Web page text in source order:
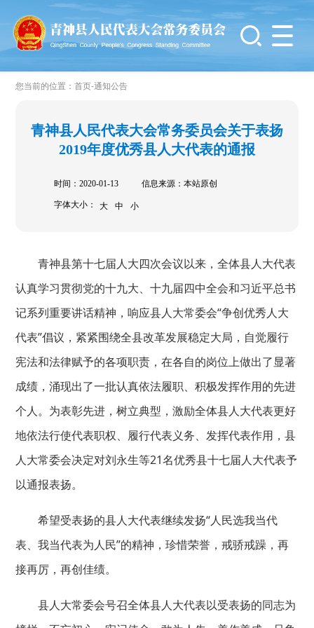
您当前的位置：首页-通知公告
青神县人民代表大会常务委员会关于表扬
2019年度优秀县人大代表的通报
时间：2020-01-13 信息来源：本站原创
字体大小： 大 中 小
青神县第十七届人大四次会议以来，全体县人大代表
认真学习贯彻党的十九大、十九届四中全会和习近平总书
记系列重要讲话精神，响应县人大常委会“争创优秀人大
代表”倡议，紧紧围绕全县改革发展稳定大局，自觉履行
宪法和法律赋予的各项职责，在各自的岗位上做出了显著
成绩，涌现出了一批认真依法履职、积极发挥作用的先进
个人。为表彰先进，树立典型，激励全体县人大代表更好
地依法行使代表职权、履行代表义务、发挥代表作用，县
人大常委会决定对刘永生等21名优秀县十七届人大代表予
以通报表扬。
希望受表扬的县人大代表继续发扬“人民选我当代
表、我当代表为人民”的精神，珍惜荣誉，戒骄戒躁，再
接再厉，再创佳绩。
县人大常委会号召全体县人大代表以受表扬的同志为